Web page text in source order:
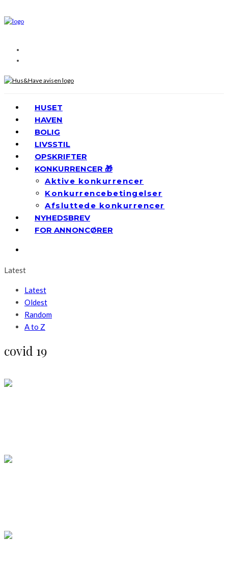
HUSET
HAVEN
BOLIG
LIVSSTIL
OPSKRIFTER
KONKURRENCER 🎁
Aktive konkurrencer
Konkurrencebetingelser
Afsluttede konkurrencer
NYHEDSBREV
FOR ANNONCØRER
Latest
Latest
Oldest
Random
A to Z
covid 19